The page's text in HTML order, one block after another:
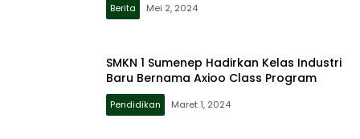
Berita Mei 2, 2024
SMKN 1 Sumenep Hadirkan Kelas Industri
Baru Bernama Axioo Class Program
Pendidikan Maret 1, 2024